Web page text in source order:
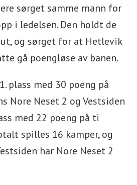
sørget samme mann for
i ledelsen. Den holdt de
og sørget for at Hetlevik
gå poengløse av banen.
plass med 30 poeng på
Nore Neset 2 og Vestsiden
med 22 poeng på ti
spilles 16 kamper, og
har Nore Neset 2